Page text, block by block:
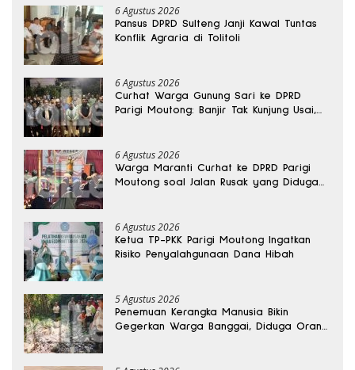
6 Agustus 2026
Pansus DPRD Sulteng Janji Kawal Tuntas
Konflik Agraria di Tolitoli
6 Agustus 2026
Curhat Warga Gunung Sari ke DPRD
Parigi Moutong: Banjir Tak Kunjung Usai,
6 Agustus 2026
Warga Maranti Curhat ke DPRD Parigi
Moutong soal Jalan Rusak yang Diduga
6 Agustus 2026
Ketua TP-PKK Parigi Moutong Ingatkan
Risiko Penyalahgunaan Dana Hibah
5 Agustus 2026
Penemuan Kerangka Manusia Bikin
Gegerkan Warga Banggai, Diduga Orang